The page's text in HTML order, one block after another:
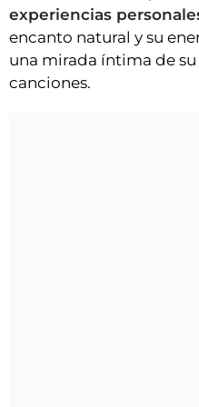
experiencias
encanto natural y su
una mirada íntima de
canciones.